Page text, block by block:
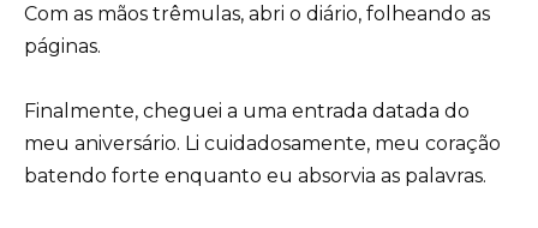
Com as mãos trêmulas, abri o diário, folheando as
páginas.
Finalmente, cheguei a uma entrada datada do
meu aniversário. Li cuidadosamente, meu coração
batendo forte enquanto eu absorvia as palavras.